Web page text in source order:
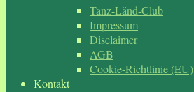
Tanz-Länd-Club
Impressum
Disclaimer
AGB
Cookie-Richtlinie (EU)
Kontakt